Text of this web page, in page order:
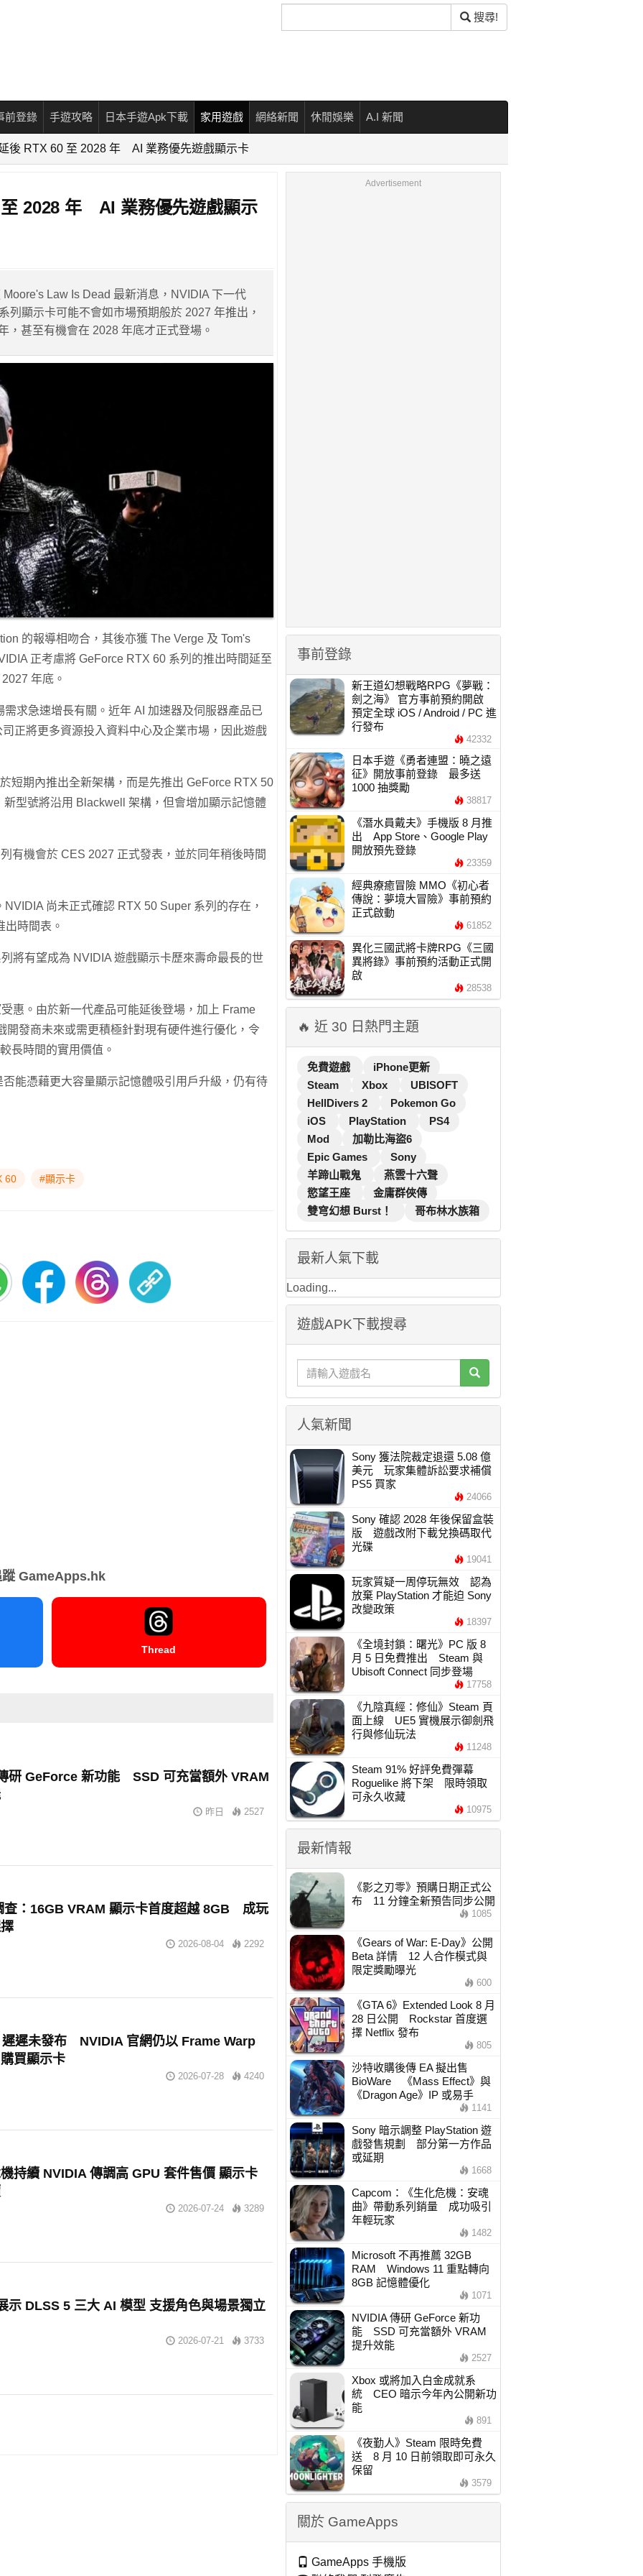
尋
搜尋!
前登錄 手遊攻略 日本手遊Apk下載 家用遊戲 網絡新聞 休閒娛樂 A.I 新聞
後 RTX 60 至 2028 年 AI 業務優先遊戲顯示卡
2028 年 AI 業務優先遊戲顯示
Law Is Dead 最新消息，NVIDIA 下一代
列顯示卡可能不會如市場預期般於 2027 年推出，
，甚至有機會在 2028 年底才正式登場。
的報導相吻合，其後亦獲 The Verge 及 Tom's
正考慮將 GeForce RTX 60 系列的推出時間延至
年底。
求急速增長有關。近年 AI 加速器及伺服器產品已
正將更多資源投入資料中心及企業市場，因此遊戲
短期內推出全新架構，而是先推出 GeForce RTX 50
型號將沿用 Blackwell 架構，但會增加顯示記憶體
有機會於 CES 2027 正式發表，並於同年稍後時間
尚未正式確認 RTX 50 Super 系列的存在，
出時間表。
將有望成為 NVIDIA 遊戲顯示卡歷來壽命最長的世
惠。由於新一代產品可能延後登場，加上 Frame
開發商未來或需更積極針對現有硬件進行優化，令
長時間的實用價值。
能憑藉更大容量顯示記憶體吸引用戶升級，仍有待
60 #顯示卡
蹤 GameApps.hk
Thread
研 GeForce 新功能 SSD 可充當額外 VRAM
昨日 2527
查：16GB VRAM 顯示卡首度超越 8GB 成玩
2026-08-04 2292
遲未發布 NVIDIA 官網仍以 Frame Warp
買顯示卡
2026-07-28 4240
持續 NVIDIA 傳調高 GPU 套件售價 顯示卡
2026-07-24 3289
示 DLSS 5 三大 AI 模型 支援角色與場景獨立
2026-07-21 3733
Advertisement
事前登錄
新王道幻想戰略RPG《夢戰：
劍之海》 官方事前預約開啟
預定全球 iOS / Android / PC 進
行發布
42332
日本手遊《勇者連盟：曉之遠
征》開放事前登錄 最多送
1000 抽獎勵
38817
《潛水員戴夫》手機版 8 月推
出 App Store、Google Play
開放預先登錄
23359
經典療癒冒險 MMO《初心者
傳說：夢境大冒險》事前預約
正式啟動
61852
異化三國武將卡牌RPG《三國
異將錄》事前預約活動正式開
啟
28538
🔥 近 30 日熱門主題
免費遊戲
iPhone更新
Steam
Xbox
UBISOFT
HellDivers 2
Pokemon Go
iOS
PlayStation
PS4
Mod
加勒比海盜6
Epic Games
Sony
羊蹄山戰鬼
燕雲十六聲
慾望王座
金庸群俠傳
雙穹幻想 Burst！
哥布林水族箱
最新人氣下載
Loading...
遊戲APK下載搜尋
人氣新聞
Sony 獲法院裁定退還 5.08 億
美元 玩家集體訴訟要求補償
PS5 買家
24066
Sony 確認 2028 年後保留盒裝
版 遊戲改附下載兌換碼取代
光碟
19041
玩家質疑一周停玩無效 認為
放棄 PlayStation 才能迫 Sony
改變政策
18397
《全境封鎖：曙光》PC 版 8
月 5 日免費推出 Steam 與
Ubisoft Connect 同步登場
17758
《九陰真經：修仙》Steam 頁
面上線 UE5 實機展示御劍飛
行與修仙玩法
11248
Steam 91% 好評免費彈幕
Roguelike 將下架 限時領取
可永久收藏
10975
最新情報
《影之刃零》預購日期正式公
布 11 分鐘全新預告同步公開
1085
《Gears of War: E-Day》公開
Beta 詳情 12 人合作模式與
限定獎勵曝光
600
《GTA 6》Extended Look 8 月
28 日公開 Rockstar 首度選
擇 Netflix 發布
805
沙特收購後傳 EA 擬出售
BioWare 《Mass Effect》與
《Dragon Age》IP 或易手
1141
Sony 暗示調整 PlayStation 遊
戲發售規劃 部分第一方作品
或延期
1668
Capcom：《生化危機：安魂
曲》帶動系列銷量 成功吸引
年輕玩家
1482
Microsoft 不再推薦 32GB
RAM Windows 11 重點轉向
8GB 記憶體優化
1071
NVIDIA 傳研 GeForce 新功
能 SSD 可充當額外 VRAM
提升效能
2527
Xbox 或將加入白金成就系
統 CEO 暗示今年內公開新功
能
891
《夜勤人》Steam 限時免費
送 8 月 10 日前領取即可永久
保留
3579
關於 GameApps
GameApps 手機版